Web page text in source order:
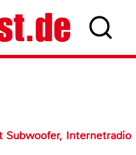
Subwoofer, Internetradio